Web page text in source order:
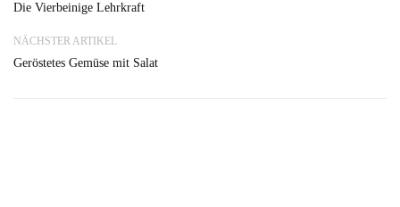
Die Vierbeinige Lehrkraft
NÄCHSTER ARTIKEL
Geröstetes Gemüse mit Salat